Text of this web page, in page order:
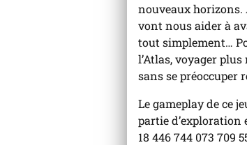
nouveaux horizons.
vont nous aider à
tout simplement…
l’Atlas, voyager
sans se préoccuper
Le gameplay de ce
partie
18 446 744 073 709